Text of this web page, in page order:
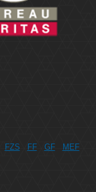
FZS FF GF
MEF